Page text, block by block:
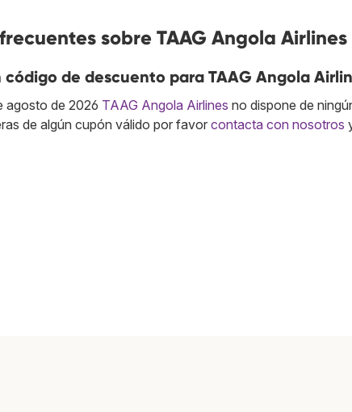
sobre TAAG Angola Airlines
código de descuento para TAAG Angola
agosto de 2026 TAAG Angola Airlines no dispone de
de algún cupón válido por favor contacta con nosotros